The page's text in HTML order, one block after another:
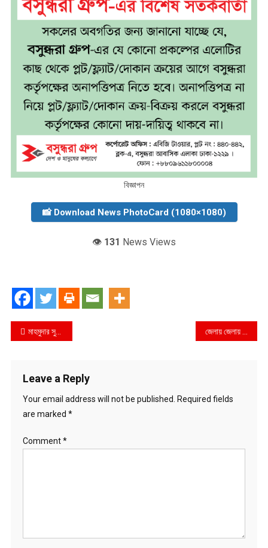
বিজ্ঞাপন
📸 Download News PhotoCard (1080×1080)
👁️ 131 News Views
Post
মাহমুদার সুদ ব্যবসা জমজমাট পথে বসেছে বলদিয়ার মহিলারা জেলায় জেলায় এডিসের লার্ভা
Leave a Reply
Your email address will not be published. Required fields
are marked *
Comment*